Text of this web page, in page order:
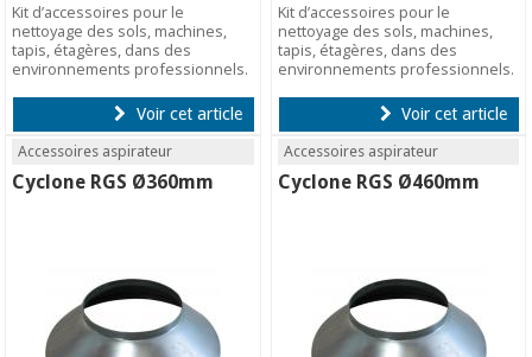
Kit d’accessoires pour le
nettoyage des sols, machines,
tapis, étagères, dans des
environnements professionnels.
Voir cet article
Kit d’accessoires pour le
nettoyage des sols, machines,
tapis, étagères, dans des
environnements professionnels.
Voir cet article
Accessoires aspirateur
Cyclone RGS Ø360mm
Accessoires aspirateur
Cyclone RGS Ø460mm